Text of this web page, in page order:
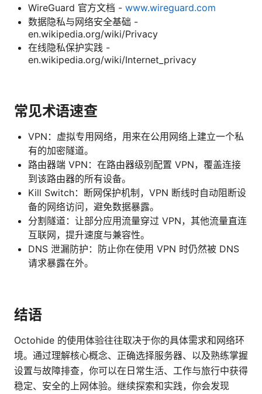
WireGuard 官方文档 - www.wireguard.com
数据隐私与网络安全基础 -
en.wikipedia.org/wiki/Privacy
在线隐私保护实践 -
en.wikipedia.org/wiki/Internet_privacy
常见术语速查
VPN：虚拟专用网络，用来在公用网络上建立一个私
有的加密隧道。
路由器端 VPN：在路由器级别配置 VPN，覆盖连接
到该路由器的所有设备。
Kill Switch：断网保护机制，VPN 断线时自动阻断设
备的网络访问，避免数据暴露。
分割隧道：让部分应用流量穿过 VPN，其他流量直连
互联网，提升速度与兼容性。
DNS 泄漏防护：防止你在使用 VPN 时仍然被 DNS
请求暴露在外。
结语
Octohide 的使用体验往往取决于你的具体需求和网络环
境。通过理解核心概念、正确选择服务器、以及熟练掌握
设置与故障排查，你可以在日常生活、工作与旅行中获得
稳定、安全的上网体验。继续探索和实践，你会发现